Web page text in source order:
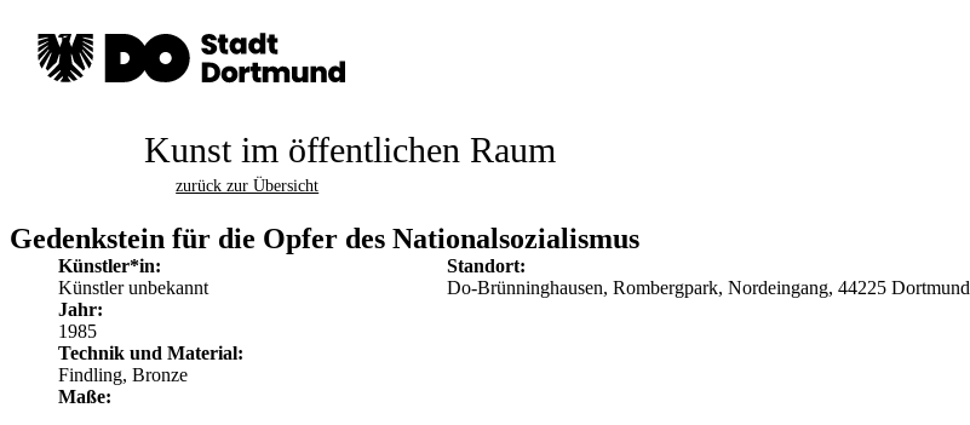
Kunst im öffentlichen Raum
zurück zur Übersicht
Gedenkstein für die Opfer des Nationalsozialismus
Künstler*in:
Künstler unbekannt
Jahr:
1985
Technik und Material:
Findling, Bronze
Maße:
Standort:
Do-Brünninghausen, Rombergpark, Nordeingang, 44225 Dortmund